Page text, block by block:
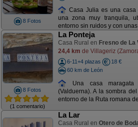
8 Fotos
Casa Julia es una
una zona muy tranquila,
entorno sin ruidos y con unas
8 Fotos
(1 comentario)
La Ponteja
Casa Rural en Fresno de La
24,4 km de Villageriz
6-11+4 plazas
18 €
60 km de León
Una casa
(Valduerna). A la sombra
entorno de la Ruta romana
La Lar
Casa Rural en Otero de